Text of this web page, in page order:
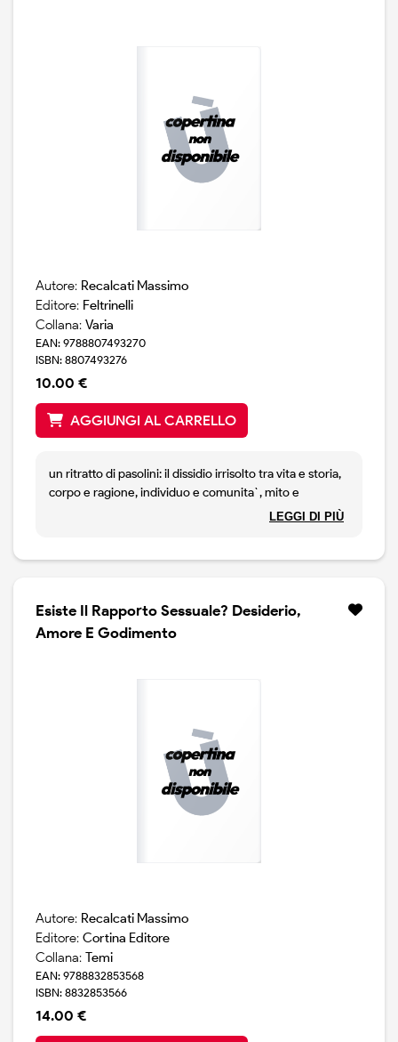
freud e lacan innanzitutto, ma anche pasolini, sartre,
attraverso la passione per i libri e quella per il teatro,
l`esperienza dei lessici televisivi, gli incontri intellettuali,
la formazione psicoanalitica e la sua pratica clinica. "non
siamo fatti d`altro: di splendore e di polvere."
Autore: Recalcati Massimo
Editore: Feltrinelli
Collana: Varia
EAN: 9788807493270
ISBN: 8807493276
10.00 €
AGGIUNGI AL CARRELLO
un ritratto di pasolini: il dissidio irrisolto tra vita e storia,
corpo e ragione, individuo e comunita`, mito e
demitizzazione; le metamorfosi del potere e laLEGGI DI PIÙ
Esiste Il Rapporto Sessuale? Desiderio,
Amore E Godimento
Autore: Recalcati Massimo
Editore: Cortina Editore
Collana: Temi
EAN: 9788832853568
ISBN: 8832853566
14.00 €